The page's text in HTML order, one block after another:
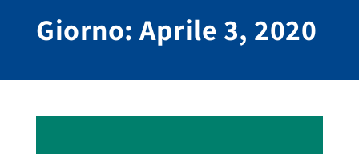
Giorno: Aprile 3, 2020